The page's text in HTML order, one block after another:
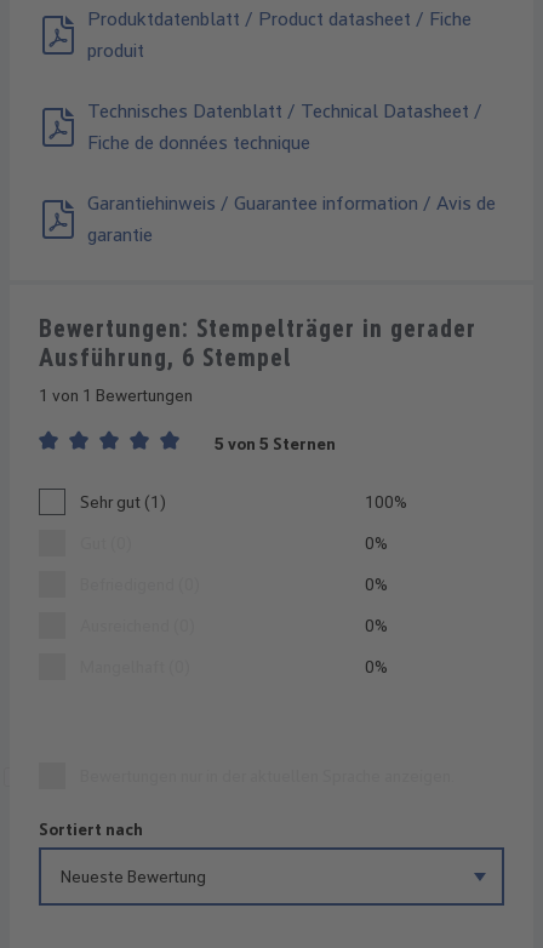
Produktdatenblatt / Product datasheet / Fiche
produit
Technisches Datenblatt / Technical Datasheet /
Fiche de données technique
Garantiehinweis / Guarantee information / Avis de
garantie
Bewertungen: Stempelträger in gerader
Ausführung, 6 Stempel
1 von 1 Bewertungen
5 von 5 Sternen
Sehr gut (1) 100%
0%
0%
0%
0%
Sortiert nach